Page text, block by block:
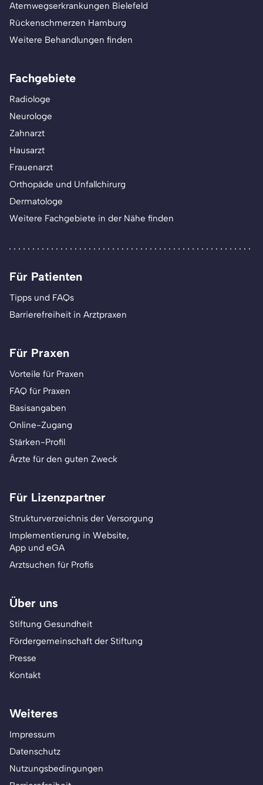
Atemwegserkrankungen Bielefeld
Rückenschmerzen Hamburg
Weitere Behandlungen finden
Fachgebiete
Radiologe
Neurologe
Zahnarzt
Hausarzt
Frauenarzt
Orthopäde und Unfallchirurg
Dermatologe
Weitere Fachgebiete in der Nähe finden
Für Patienten
Tipps und FAQs
Barrierefreiheit in Arztpraxen
Für Praxen
Vorteile für Praxen
FAQ für Praxen
Basisangaben
Online-Zugang
Stärken-Profil
Ärzte für den guten Zweck
Für Lizenzpartner
Strukturverzeichnis der Versorgung
Implementierung in Website,
App und eGA
Arztsuchen für Profis
Über uns
Stiftung Gesundheit
Fördergemeinschaft der Stiftung
Presse
Kontakt
Weiteres
Impressum
Datenschutz
Nutzungsbedingungen